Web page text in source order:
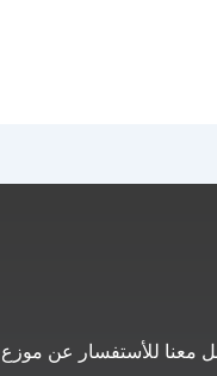
معنا للأستفسار عن